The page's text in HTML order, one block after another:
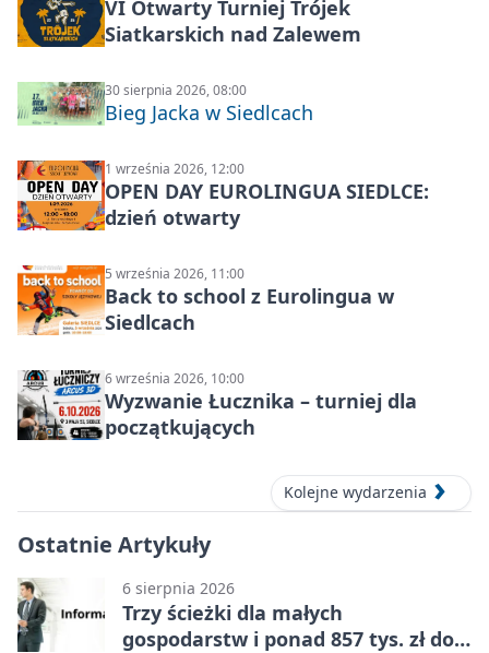
VI Otwarty Turniej Trójek
Siatkarskich nad Zalewem
30 sierpnia 2026, 08:00
Bieg Jacka w Siedlcach
1 września 2026, 12:00
OPEN DAY EUROLINGUA SIEDLCE:
dzień otwarty
5 września 2026, 11:00
Back to school z Eurolingua w
Siedlcach
6 września 2026, 10:00
Wyzwanie Łucznika – turniej dla
początkujących
Kolejne wydarzenia
Ostatnie Artykuły
6 sierpnia 2026
Trzy ścieżki dla małych
gospodarstw i ponad 857 tys. zł do